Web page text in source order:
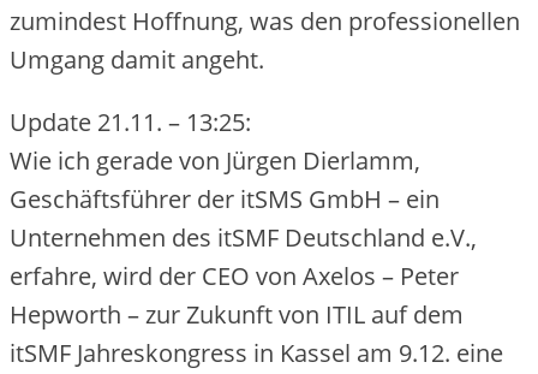
zumindest Hoffnung, was den professionellen
Umgang damit angeht.
Update 21.11. – 13:25:
Wie ich gerade von Jürgen Dierlamm,
Geschäftsführer der itSMS GmbH – ein
Unternehmen des itSMF Deutschland e.V.,
erfahre, wird der CEO von Axelos – Peter
Hepworth – zur Zukunft von ITIL auf dem
itSMF Jahreskongress in Kassel am 9.12. eine